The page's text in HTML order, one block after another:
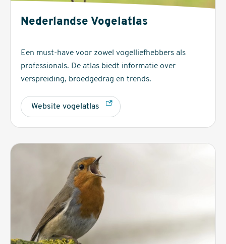
Nederlandse Vogelatlas
Een must-have voor zowel vogelliefhebbers als
professionals. De atlas biedt informatie over
verspreiding, broedgedrag en trends.
Website vogelatlas